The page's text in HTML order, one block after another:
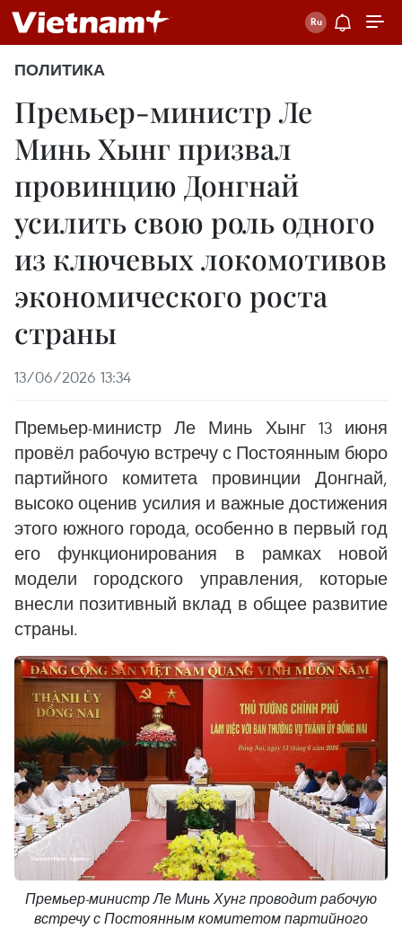
ПОЛИТИКА
Премьер-министр Ле
Минь Хынг призвал
провинцию Донгнай
усилить свою роль одного
из ключевых локомотивов
экономического роста
страны
13/06/2026 13:34
Премьер-министр Ле Минь Хынг 13 июня
провёл рабочую встречу с Постоянным бюро
партийного комитета провинции Донгнай,
высоко оценив усилия и важные достижения
этого южного города, особенно в первый год
его функционирования в рамках новой
модели городского управления, которые
внесли позитивный вклад в общее развитие
страны.
Премьер-министр Ле Минь Хунг проводит рабочую
встречу с Постоянным комитетом партийного